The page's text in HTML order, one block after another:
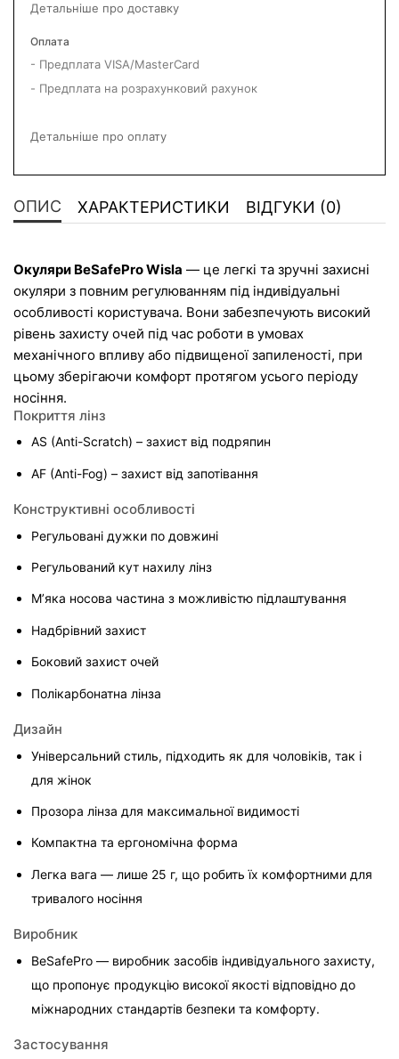
Детальніше про доставку
Оплата
- Предплата VISA/MasterCard
- Предплата на розрахунковий рахунок
Детальніше про оплату
ОПИС ХАРАКТЕРИСТИКИ ВІДГУКИ (0)
Окуляри BeSafePro Wisla — це легкі та зручні захисні
окуляри з повним регулюванням під індивідуальні
особливості користувача. Вони забезпечують високий
рівень захисту очей під час роботи в умовах
механічного впливу або підвищеної запиленості, при
цьому зберігаючи комфорт протягом усього періоду
носіння.
Покриття лінз
AS (Anti-Scratch) – захист від подряпин
AF (Anti-Fog) – захист від запотівання
Конструктивні особливості
Регульовані дужки по довжині
Регульований кут нахилу лінз
М’яка носова частина з можливістю підлаштування
Надбрівний захист
Боковий захист очей
Полікарбонатна лінза
Дизайн
Універсальний стиль, підходить як для чоловіків, так і
для жінок
Прозора лінза для максимальної видимості
Компактна та ергономічна форма
Легка вага — лише 25 г, що робить їх комфортними для
тривалого носіння
Виробник
BeSafePro — виробник засобів індивідуального захисту,
що пропонує продукцію високої якості відповідно до
міжнародних стандартів безпеки та комфорту.
Застосування